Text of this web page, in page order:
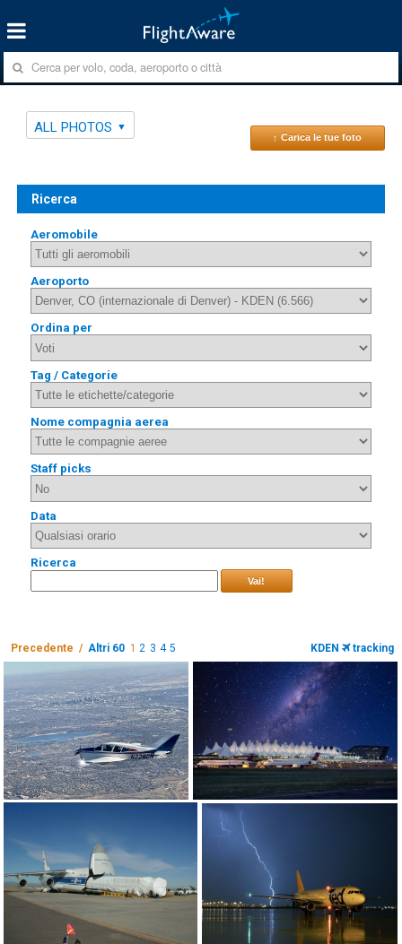
ALL PHOTOS
↑ Carica le tue foto
Ricerca
Aeromobile
Aeroporto
Ordina per
Tag / Categorie
Nome compagnia aerea
Staff picks
Data
Ricerca
Vai!
Precedente / Altri 60 1 2 3 4 5 KDEN tracking